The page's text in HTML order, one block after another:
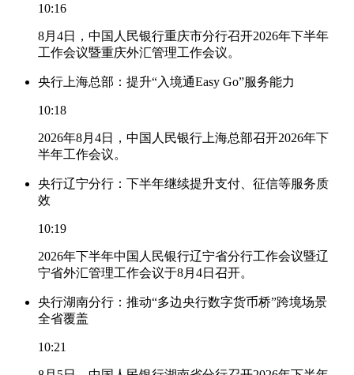
10:16
8月4日，中国人民银行重庆市分行召开2026年下半年
工作会议暨重庆外汇管理工作会议。
央行上海总部：提升“入境通Easy Go”服务能力
10:18
2026年8月4日，中国人民银行上海总部召开2026年下
半年工作会议。
央行辽宁分行：下半年继续提升支付、征信等服务质
效
10:19
2026年下半年中国人民银行辽宁省分行工作会议暨辽
宁省外汇管理工作会议于8月4日召开。
央行湖南分行：推动“多边央行数字货币桥”跨境场景
全省覆盖
10:21